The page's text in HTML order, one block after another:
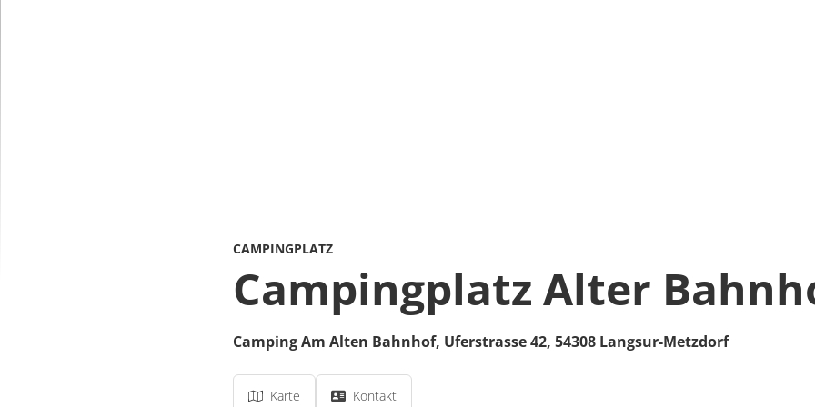
CAMPINGPLATZ
Campingplatz Alter
Camping Am Alten Bahnhof, Uferstrasse 42, 54308 Langsur-Metzdorf
Karte Kontakt